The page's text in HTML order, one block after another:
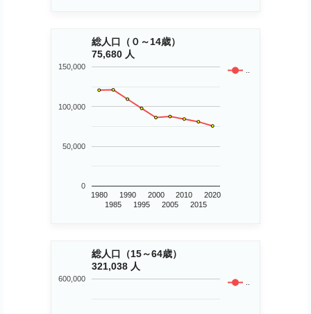
総人口（０～14歳）
75,680 人
..
1980
1985
1990
1995
2000
2005
2010
2015
2020
0
50,000
100,000
150,000
総人口（15～64歳）
321,038 人
..
600,000